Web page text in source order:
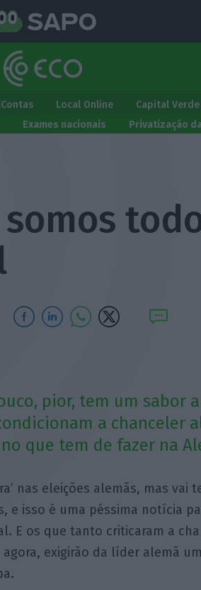
Local Online
Capital Verde
Exames nacionais Privatização da
somos
pior, tem um sabor
a chanceler
que tem de fazer na
nas eleições alemãs, mas vai
e isso é uma péssima notícia
E os que tanto criticaram a
exigirão da líder alemã